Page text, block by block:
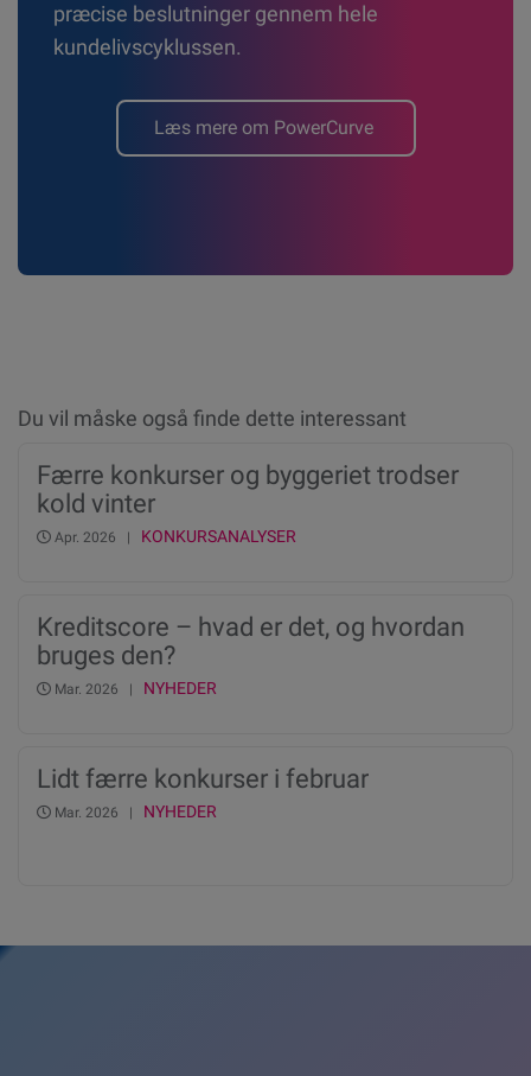
præcise beslutninger gennem hele
kundelivscyklussen.
Læs mere om PowerCurve
Du vil måske også finde dette interessant
Færre konkurser og byggeriet trodser
kold vinter
Apr. 2026 | KONKURSANALYSER
Kreditscore – hvad er det, og hvordan
bruges den?
Mar. 2026 | NYHEDER
Lidt færre konkurser i februar
Mar. 2026 | NYHEDER